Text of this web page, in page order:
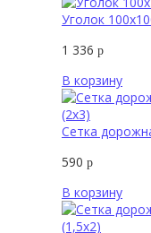
Уголок
1 336 р
В корзину
Сетка
590 р
В корзину